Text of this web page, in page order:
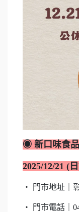
◉ 新口味食
2025/12/21 (
・ 門市地址｜
・ 門市電話｜